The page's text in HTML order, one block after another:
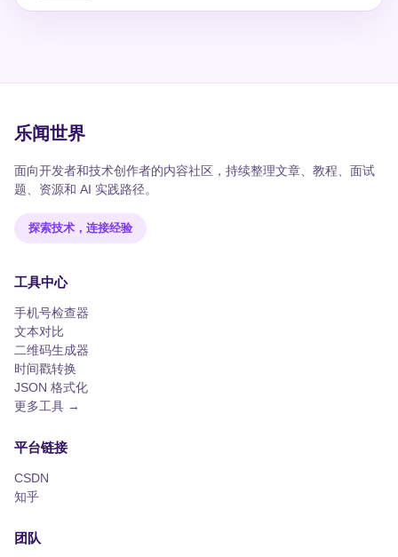
域（医学、法律）需要自定义词典。另一个常见问题是编
数忽略。 ## 实操建议 别一上来就全做。先看任务——情
去。先做最小预处理（清洗+分词），跑个 baseline，看
效果再加步骤。预处理步骤越多，pipeline 越复杂，出错
中间经历了三个关键步骤： 1. **预训练**：在海量文本上
型"用户问问题你要这样答"。原始预训练模型只会续写，
类偏好数据训练一个奖励模型，再用 PPO 算法优化语言
模型。这一步让模型的回答更符合人类期望——更安全、
析文本**：读论文写摘要、从合同中提取关键条款、判断
用户评论的情感倾向。这类任务 LLM 已经接近人类水
是 LLM 落地最成功的场景之一——GitHub Copilot 用了
**推理**：链式思考（Chain-of-Thought）让 LLM 能做数
学题、逻辑推理。2024 年 OpenAI 的 o1/o3 模型专门强
化了推理能力，在数学和编程竞赛上接近人类顶尖水平。
**多模态**：GPT-4V、Claude、Gemini 已经能看图、看
视频、听语音。这不是简单的"图文拼接"，而是模型真正
理解了视觉内容和文字内容之间的语义关系。 **Agent**：
LLM 不只是回答问题，还能调用工具、执行任务、规划步
骤。这是 2024-2025 最热的方向——让 LLM 成为能自主
幻觉（hallucination）是最头疼的问题——模型会自信地
编造不存在的事实。上下文窗口有限（虽然已经从 4K 扩
展到了 128K 甚至 1M），长文档处理仍有挑战。推理成
乐闻世界
面向开发者和技术创作者的内容社区，持续整理文章、教程、面试
题、资源和 AI 实践路径。
探索技术，连接经验
工具中心
手机号检查器
文本对比
二维码生成器
时间戳转换
JSON 格式化
更多工具 →
平台链接
CSDN
知乎
团队